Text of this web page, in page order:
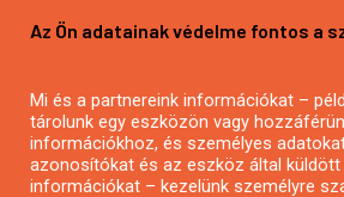
Mezőgazdasági pályázatírás
Pályázatírás civil szervezeteknek
Pályázatírás önkormányzatoknak
Pályázatfigyelés
Az Ön adatainak védelme fontos a
Mi és a partnereink információkat –
tárolunk egy eszközön vagy
információkhoz, és személyes
azonosítókat és az eszköz által küldött
információkat – kezelünk személyre